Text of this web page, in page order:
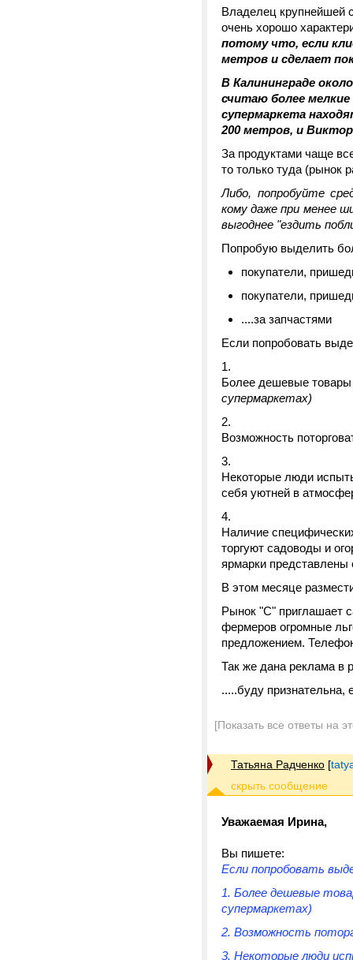
Владелец крупнейшей
очень хорошо
потому что, если
метров и сделает
В Калининграде
считаю более
супермаркета
200 метров, и
За продуктами чаще
то только туда (рынок
Либо, попробуйте
кому даже при менее
выгоднее "ездить
Попробую выделить
покупатели,
покупатели,
....за запчастями
Если попробовать
Более дешевые
супермаркетах)
Возможность
Некоторые люди
себя уютней в
Наличие
торгуют садоводы и
ярмарки представлены
В этом месяце
Рынок "С" приглашает
фермеров огромные
предложением.
Так же дана реклама в
.....буду
[Показать все ответы на
Татьяна Радченко [
Уважаемая Ирина,
Вы пишете:
Если попробовать
1. Более дешевые
супермаркетах)
2. Возможность
3. Некоторые люди